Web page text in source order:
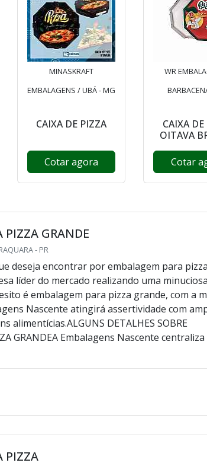
MINASKRAFT
EMBALAGENS / UBÁ - MG
CAIXA DE PIZZA
Cotar agora
WR
CAIXA
OITAVA
Cotar
PIZZA GRANDE
- PR
deseja encontrar por embalagem para pizza
líder do mercado realizando uma minuciosa
é embalagem para pizza grande, com a
Nascente atingirá assertividade com
alimentícias.ALGUNS DETALHES SOBRE
GRANDEA Embalagens Nascente
PIZZA